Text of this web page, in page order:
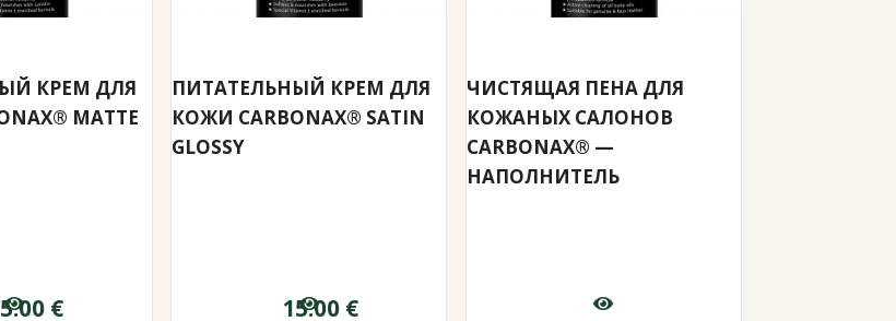
КРЕМ ДЛЯ
MATTE
€
ПИТАТЕЛЬНЫЙ КРЕМ ДЛЯ
КОЖИ CARBONAX® SATIN
GLOSSY
15.00 €
ЧИСТЯЩАЯ ПЕНА ДЛЯ
КОЖАНЫХ САЛОНОВ
CARBONAX® —
НАПОЛНИТЕЛЬ